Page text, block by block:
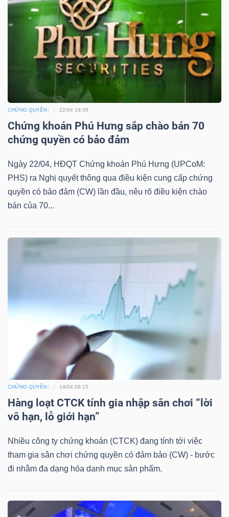
CHỨNG QUYỀN 22/04 19:39
Chứng khoán Phú Hưng sắp chào bán 70
chứng quyền có bảo đảm
Ngày 22/04, HĐQT Chứng khoán Phú Hưng (UPCoM:
PHS) ra Nghị quyết thông qua điều kiện cung cấp chứng
quyền có bảo đảm (CW) lần đầu, nêu rõ điều kiện chào
bán của 70...
CHỨNG QUYỀN 14/04 09:15
Hàng loạt CTCK tính gia nhập sân chơi “lời
vô hạn, lỗ giới hạn”
Nhiều công ty chứng khoán (CTCK) đang tính tới việc
tham gia sân chơi chứng quyền có đảm bảo (CW) - bước
đi nhằm đa dạng hóa danh mục sản phẩm.
YẾU
YẾU
SÓC
SỨC
CÔNG
NGHỆ
THÔNG
DỊCH
THÔNG